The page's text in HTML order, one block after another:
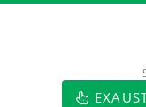
https://